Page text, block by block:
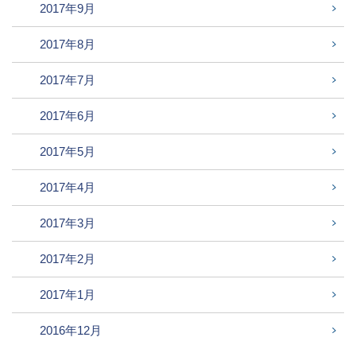
2017年9月
2017年8月
2017年7月
2017年6月
2017年5月
2017年4月
2017年3月
2017年2月
2017年1月
2016年12月